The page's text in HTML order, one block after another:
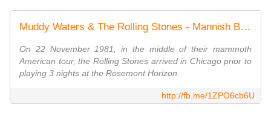
Muddy Waters & The Rolling Stones - Mannish Boy - Live At Checkerboard Lounge
On 22 November 1981, in the middle of their mammoth
American tour, the Rolling Stones arrived in Chicago prior to
playing 3 nights at the Rosemont Horizon.
http://fb.me/1ZPO6cb6U